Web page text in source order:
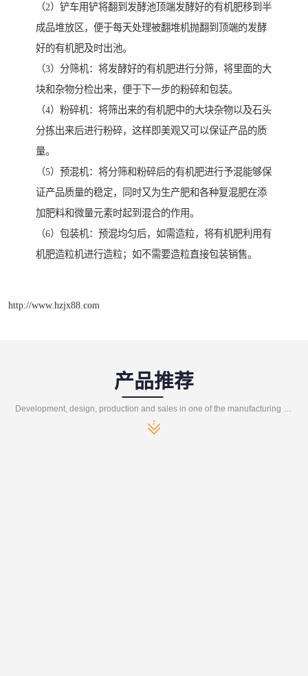
（2）铲车用铲将翻到发酵池顶端发酵好的有机肥移到半
成品堆放区，便于每天处理被翻堆机抛翻到顶端的发酵
好的有机肥及时出池。
（3）分筛机：将发酵好的有机肥进行分筛，将里面的大
块和杂物分检出来，便于下一步的粉碎和包装。
（4）粉碎机：将筛出来的有机肥中的大块杂物以及石头
分拣出来后进行粉碎，这样即美观又可以保证产品的质
量。
（5）预混机：将分筛和粉碎后的有机肥进行予混能够保
证产品质量的稳定，同时又为生产肥和各种复混肥在添
加肥料和微量元素时起到混合的作用。
（6）包装机：预混均匀后，如需造粒，将有机肥利用有
机肥造粒机进行造粒；如不需要造粒直接包装销售。
http://www.hzjx88.com
产品推荐
Development, design, production and sales in one of the manufacturing enterprises